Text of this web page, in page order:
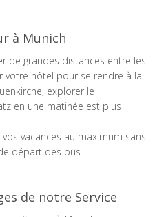
à Munich
de grandes distances entre les
votre hôtel pour se rendre à la
explorer le
en une matinée est plus
vacances au maximum sans
départ des bus.
de notre Service